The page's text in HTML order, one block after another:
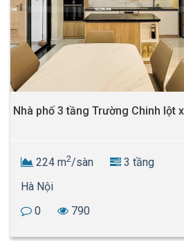
Nhà phố 3 tầng Trường Chinh lột
224 m2/sàn
3 tầng
Hà Nội
0
790